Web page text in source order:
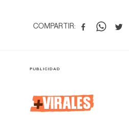
COMPARTIR:
+VIRALES